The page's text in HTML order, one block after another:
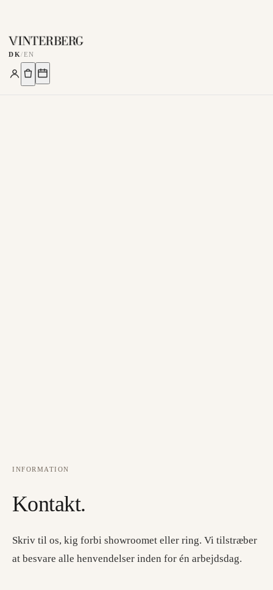
DK/EN
INFORMATION
Kontakt.
Skriv til os, kig forbi showroomet eller ring. Vi tilstræber
at besvare alle henvendelser inden for én arbejdsdag.